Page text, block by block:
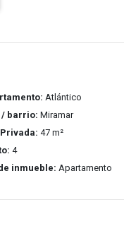
Atlántico
/ barrio: Miramar
47 m²
4
inmueble: Apartamento